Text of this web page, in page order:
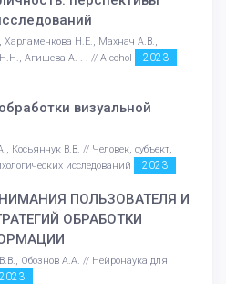
Н.Е., Махнач А.В.,
Агишева А. . . // Alcohol
2023
визуальной
Косьянчук В.В. // Человек, субъект,
исследований
2023
ПОЛЬЗОВАТЕЛЯ И
ОБРАБОТКИ
Обознов А.А. // Нейронаука для
2023